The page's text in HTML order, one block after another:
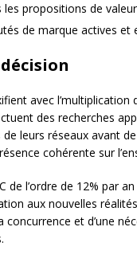
les propositions de valeur
de marque actives et
avec
des recherches
leurs réseaux avant
cohérente sur
l’ordre de 12% par
aux nouvelles
concurrence et d’une